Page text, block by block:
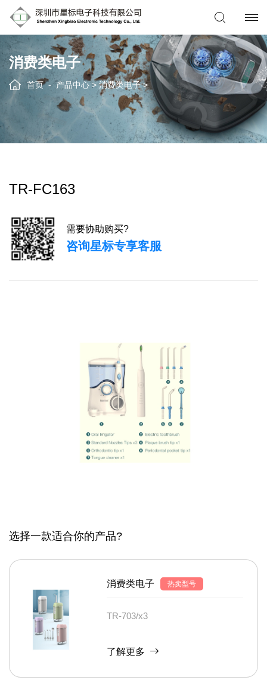
消费类电子
首页 产品中心 > 消费类电子>
TR-FC163
需要协助购买?
咨询星标专享客服
选择一款适合你的产品?
消费类电子 热卖型号
TR-703/x3
了解更多